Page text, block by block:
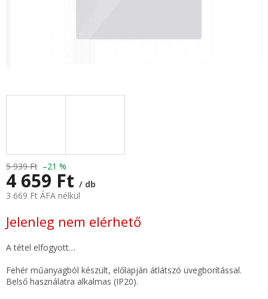
5 939 Ft –21 %
4 659 Ft / db
3 669 Ft ÁFA nélkül
Jelenleg nem elérhető
A tétel elfogyott…
Fehér műanyagból készült, előlapján átlátszó üvegborítással.
Belső használatra alkalmas (IP20).